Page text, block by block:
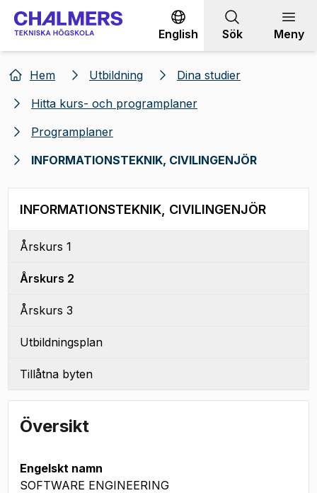
Gå till innehållet
English Sök Meny
Hem Utbildning
Dina studier
Hitta kurs- och programplaner
Programplaner
INFORMATIONSTEKNIK, CIVILINGENJÖR
INFORMATIONSTEKNIK, CIVILINGENJÖR
Årskurs 1
Årskurs 2
Årskurs 3
Utbildningsplan
Tillåtna byten
Översikt
Engelskt namn
SOFTWARE ENGINEERING